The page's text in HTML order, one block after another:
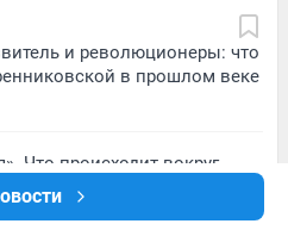
и революционеры: что
в прошлом веке
Что происходит вокруг
Wildberries в Волгограде —